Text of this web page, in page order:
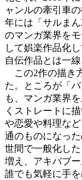
ャンルの牽引車
年には「サルま
のマンガ業界を
して娯楽作品化
自伝作品とは一
この2作の描き
た。ところが「
も、マンガ業界
くストレートに
や恋愛や料理な
通のものになっ
世間で一般化し
増え、アキバブ
誰でも気軽に手